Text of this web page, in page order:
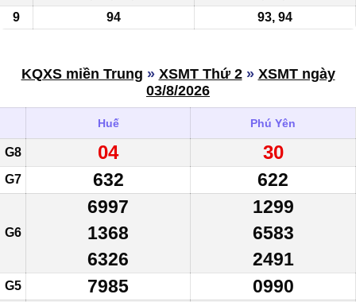
9
94 93, 94
KQXS miền Trung » XSMT Thứ 2» XSMT ngày
03/8/2026
Huế Phú Yên
G8 04 30
G7 632 622
G6
6997
1368
6326
1299
6583
2491
G5 7985 0990